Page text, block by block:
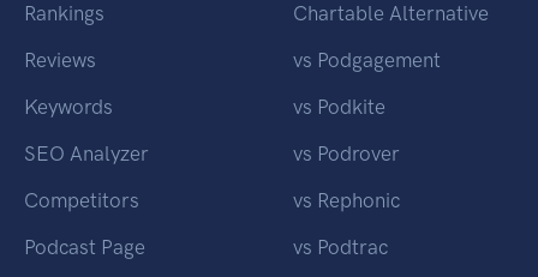
Rankings
Reviews
Keywords
SEO Analyzer
Competitors
Podcast Page
Chartable Alternative
vs Podgagement
vs Podkite
vs Podrover
vs Rephonic
vs Podtrac